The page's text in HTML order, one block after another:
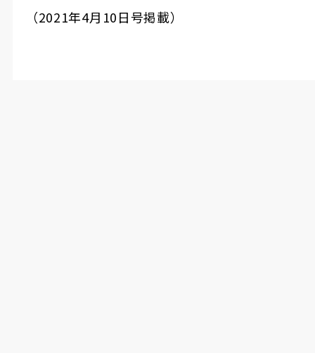
（2021年4月 10日号掲載）